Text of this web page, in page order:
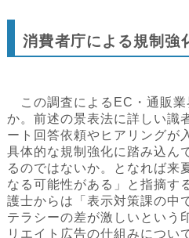
消費者庁による規制強
この調査によるEC・通販業
か。前述の景表法に詳しい識
ート回答依頼やヒアリングが
具体的な規制強化に踏み込ん
るのではないか。となれば来
なる可能性がある」と指摘す
護士からは「表示対策課の中
テラシーの差が激しいという
リエイト広告の仕組みについ